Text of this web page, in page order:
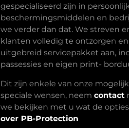
gespecialiseerd zijn in
beschermingsmiddelen en
we verder dan dat. We streven
klanten volledig te ontzorgen
uitgebreid servicepakket aan,
passessies en eigen print-
Dit zijn enkele van onze
speciale wensen, neemcontact
we bekijken met u wat de opties
over PB-Protection